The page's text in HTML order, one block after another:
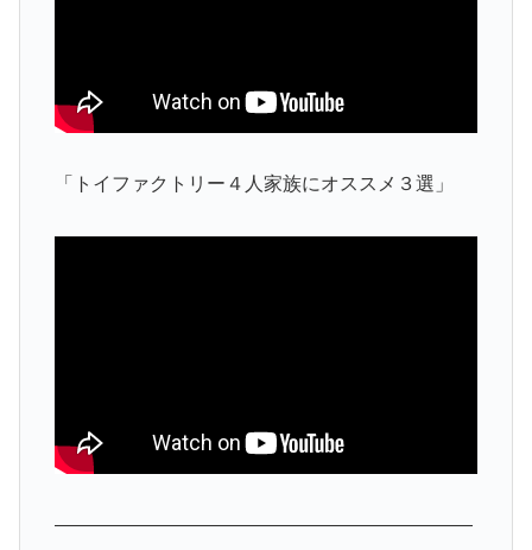
「トイファクトリー４人家族にオススメ３選」
——————————————————————